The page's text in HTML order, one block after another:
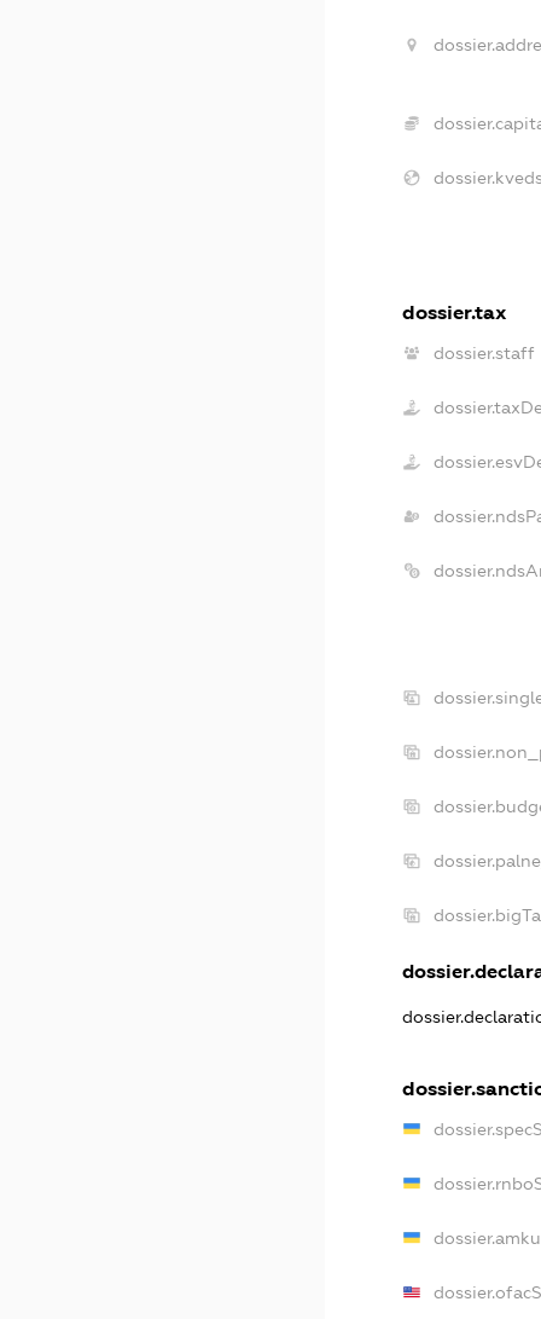
dossier.tax
dossier.staff